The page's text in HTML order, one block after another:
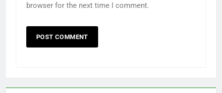
browser for the next time I comment.